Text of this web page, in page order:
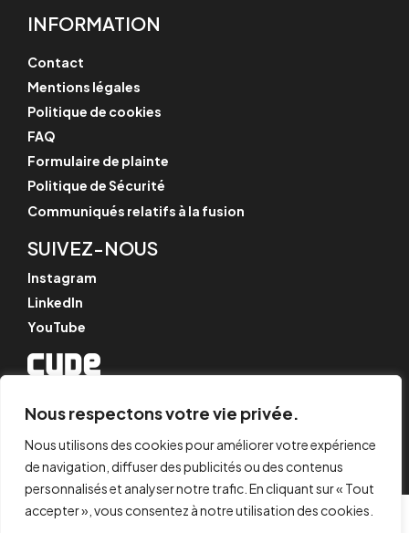
Nous respectons votre vie privée.
Nous utilisons des cookies pour améliorer votre expérience
de navigation, diffuser des publicités ou des contenus
personnalisés et analyser notre trafic. En cliquant sur « Tout
accepter », vous consentez à notre utilisation des cookies.
INFORMATION
Contact
Mentions légales
Politique de cookies
FAQ
Formulaire de plainte
Politique de Sécurité
Communiqués relatifs à la fusion
SUIVEZ-NOUS
Instagram
LinkedIn
YouTube
© CYPE Ingenieros, S.A.
Av. de Loring, 4
03003 Alicante, Espagne